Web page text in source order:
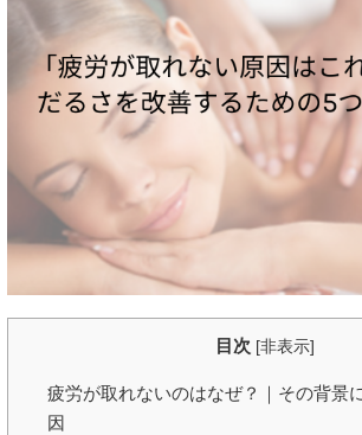
目次 [非表示]
疲労が取れないのはなぜ？｜その背景
因